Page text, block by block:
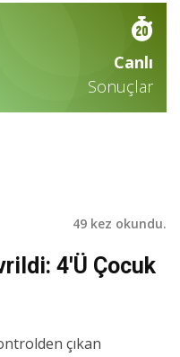
Canlı
Sonuçlar
49 kez okundu.
4'ü Çocuk
çıkan